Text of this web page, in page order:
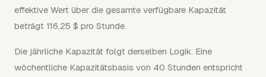
effektive Wert über die gesamte verfügbare Kapazität
beträgt 116,25 $ pro Stunde.
Die jährliche Kapazität folgt derselben Logik. Eine
wöchentliche Kapazitätsbasis von 40 Stunden entspricht